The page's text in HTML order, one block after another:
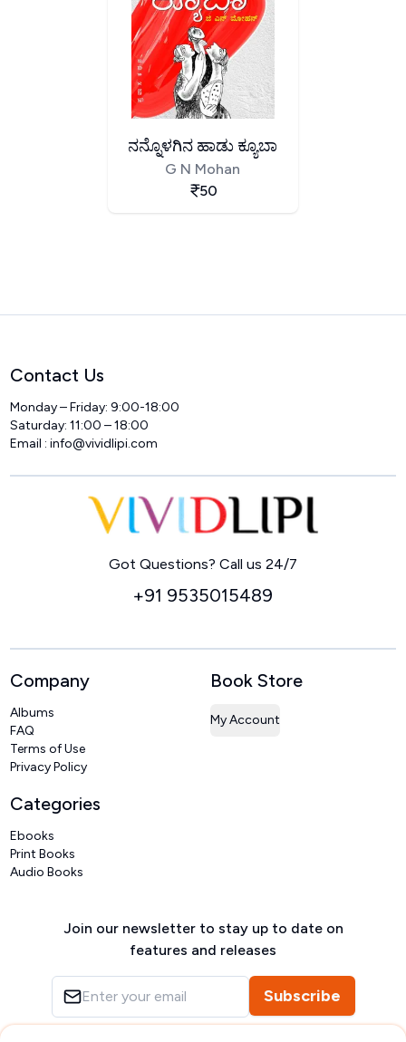
ನನ್ನೊಳಗಿನ ಹಾಡು ಕ್ಯೂಬಾ
G N Mohan
50
Contact Us
Monday – Friday: 9:00-18:00
Saturday: 11:00 – 18:00
Email :info@vividlipi.com
Got Questions? Call us 24/7
+91 9535015489
Company
Albums
FAQ
Terms of Use
Privacy Policy
Book Store
My Account
Categories
Ebooks
Print Books
Audio Books
Join our newsletter to stay up to date on
features and releases
Subscribe